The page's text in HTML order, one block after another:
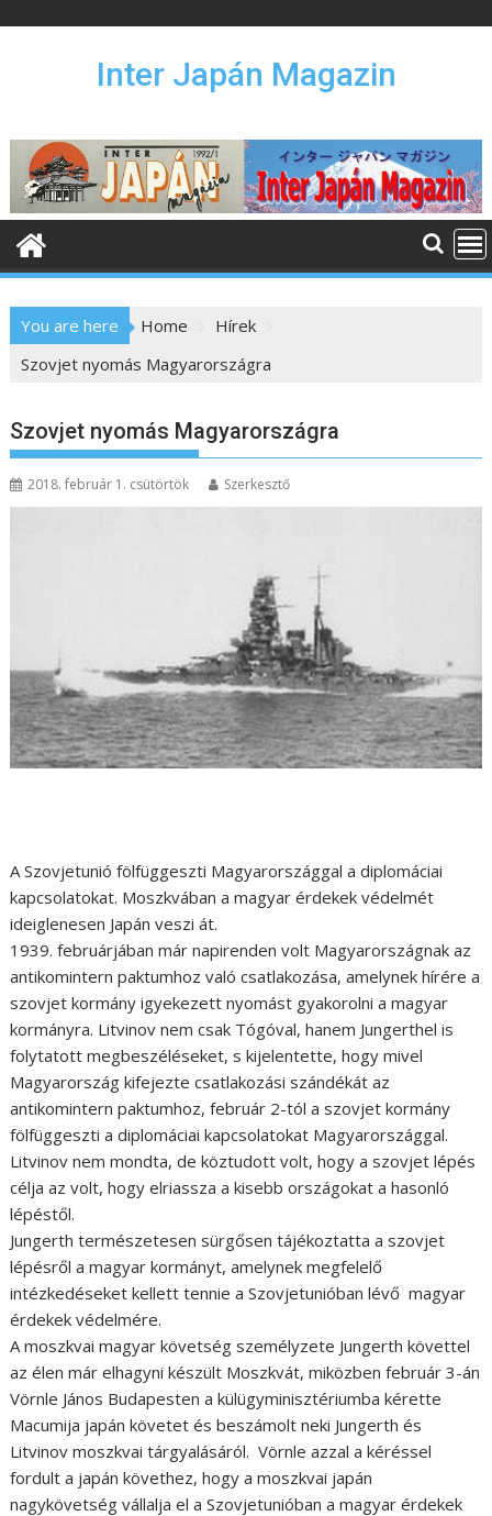
n
e
Inter Japán Magazin
You are here Home
Hírek
Szovjet nyomás Magyarországra
Szovjet nyomás Magyarországra
2018. február 1. csütörtök Szerkesztő
A Szovjetunió fölfüggeszti Magyarországgal a diplomáciai
kapcsolatokat. Moszkvában a magyar érdekek védelmét
ideiglenesen Japán veszi át.
1939. februárjában már napirenden volt Magyarországnak az
antikomintern paktumhoz való csatlakozása, amelynek hírére a
szovjet kormány igyekezett nyomást gyakorolni a magyar
kormányra. Litvinov nem csak Tógóval, hanem Jungerthel is
folytatott megbeszéléseket, s kijelentette, hogy mivel
Magyarország kifejezte csatlakozási szándékát az
antikomintern paktumhoz, február 2-tól a szovjet kormány
fölfüggeszti a diplomáciai kapcsolatokat Magyarországgal.
Litvinov nem mondta, de köztudott volt, hogy a szovjet lépés
célja az volt, hogy elriassza a kisebb országokat a hasonló
lépéstől.
Jungerth természetesen sürgősen tájékoztatta a szovjet
lépésről a magyar kormányt, amelynek megfelelő
intézkedéseket kellett tennie a Szovjetunióban lévő magyar
érdekek védelmére.
A moszkvai magyar követség személyzete Jungerth követtel
az élen már elhagyni készült Moszkvát, miközben február 3-án
Vörnle János Budapesten a külügyminisztériumba kérette
Macumija japán követet és beszámolt neki Jungerth és
Litvinov moszkvai tárgyalásáról. Vörnle azzal a kéréssel
fordult a japán követhez, hogy a moszkvai japán
nagykövetség vállalja el a Szovjetunióban a magyar érdekek